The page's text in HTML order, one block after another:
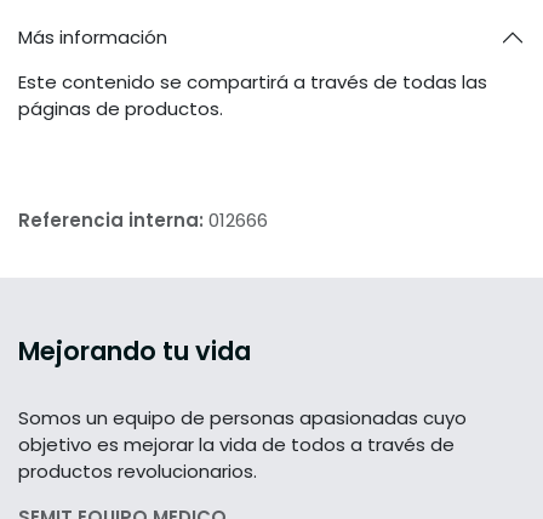
Más información
Este contenido se compartirá a través de todas las
páginas de productos.
Referencia interna: 012666
Mejorando tu vida
Somos un equipo de personas apasionadas cuyo
objetivo es mejorar la vida de todos a través de
productos revolucionarios.